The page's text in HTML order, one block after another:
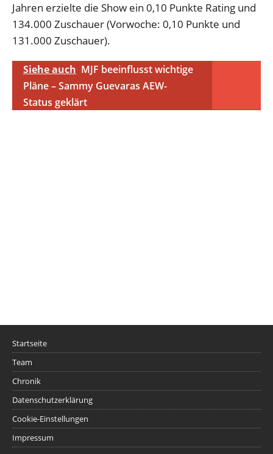
Jahren erzielte die Show ein 0,10 Punkte Rating und
134.000 Zuschauer (Vorwoche: 0,10 Punkte und
131.000 Zuschauer).
Siehe auch MJF beeinflusst wichtige
Pläne – Sammy Guevaras AEW-
Status geklärt
Startseite
Team
Chronik
Datenschutzerklärung
Cookie-Einstellungen
Impressum